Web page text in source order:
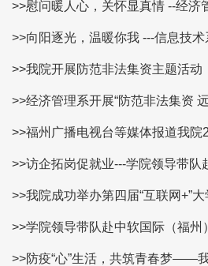
>>慰问暖人心，关怀显真情 --经济
>>向阳逐光，温暖你我 ---信息技术
>>我院开展防范非法集资主题活动
>>经济管理系开展“防范非法集资
>>福州广播电视台等媒体报道我院
>>访企拓岗促就业---学院领导带队
>>我院成功举办第四届“互联网+”
>>学院领导带队赴中软国际（福州
>>防疫“心”生活，共筑青春梦——